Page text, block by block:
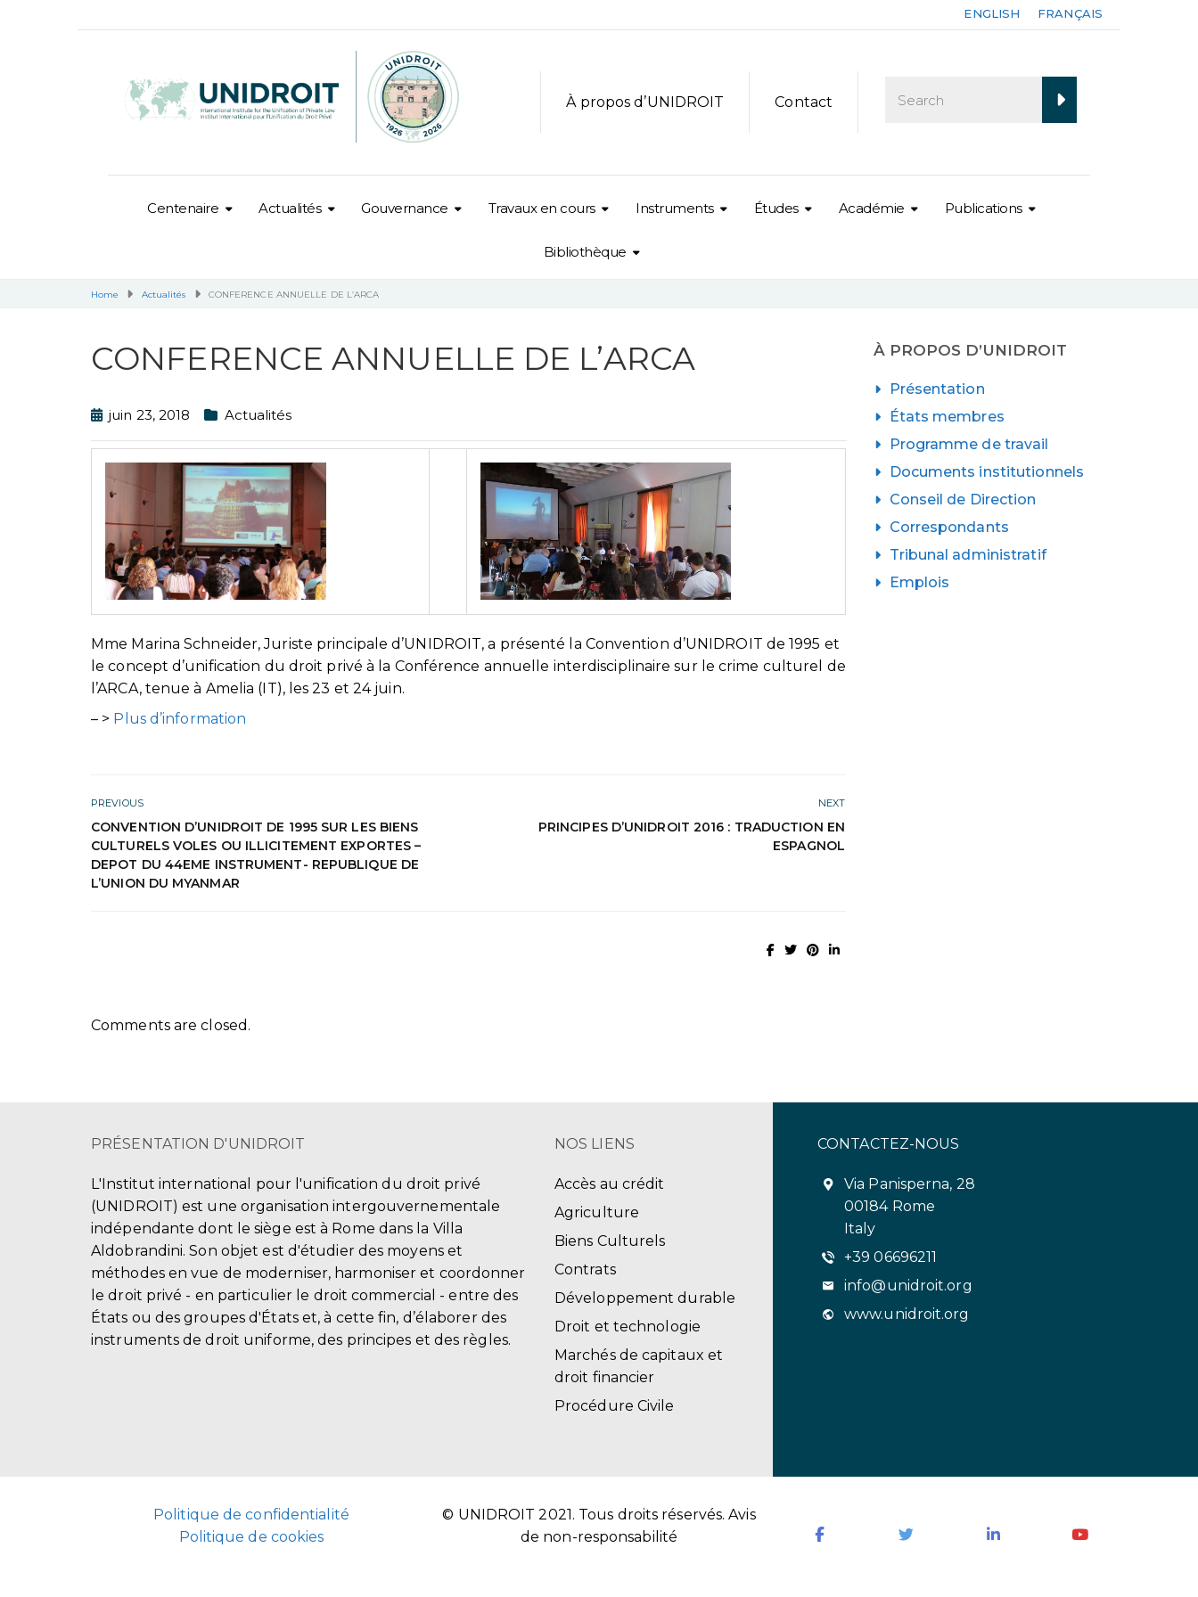
ENGLISH FRANÇAIS
À propos d’UNIDROIT Contact
Centenaire Actualités Gouvernance Travaux en cours Instruments Études Académie Publications
Bibliothèque
Home Actualités CONFERENCE ANNUELLE DE L’ARCA
CONFERENCE ANNUELLE DE L’ARCA
juin 23, 2018 Actualités
Mme Marina Schneider, Juriste principale d’UNIDROIT, a présenté la Convention d’UNIDROIT de 1995 et
le concept d’unification du droit privé à la Conférence annuelle interdisciplinaire sur le crime culturel de
l’ARCA, tenue à Amelia (IT), les 23 et 24 juin.
– > Plus d’information
PREVIOUS
CONVENTION D’UNIDROIT DE 1995 SUR LES BIENS
CULTURELS VOLES OU ILLICITEMENT EXPORTES –
DEPOT DU 44EME INSTRUMENT- REPUBLIQUE DE
L’UNION DU MYANMAR
NEXT
PRINCIPES D’UNIDROIT 2016 : TRADUCTION EN
ESPAGNOL
Comments are closed.
À PROPOS D’UNIDROIT
Présentation
États membres
Programme de travail
Documents institutionnels
Conseil de Direction
Correspondants
Tribunal administratif
Emplois
PRÉSENTATION D'UNIDROIT
L'Institut international pour l'unification du droit privé
(UNIDROIT) est une organisation intergouvernementale
indépendante dont le siège est à Rome dans la Villa
Aldobrandini. Son objet est d'étudier des moyens et
méthodes en vue de moderniser, harmoniser et coordonner
le droit privé - en particulier le droit commercial - entre des
États ou des groupes d'États et, à cette fin, d’élaborer des
instruments de droit uniforme, des principes et des règles.
NOS LIENS
Accès au crédit
Agriculture
Biens Culturels
Contrats
Développement durable
Droit et technologie
Marchés de capitaux et
droit financier
Procédure Civile
CONTACTEZ-NOUS
Via Panisperna, 28
00184 Rome
Italy
+39 06696211
info@unidroit.org
www.unidroit.org
Politique de confidentialité
Politique de cookies
© UNIDROIT 2021. Tous droits réservés.Avis
de non-responsabilité